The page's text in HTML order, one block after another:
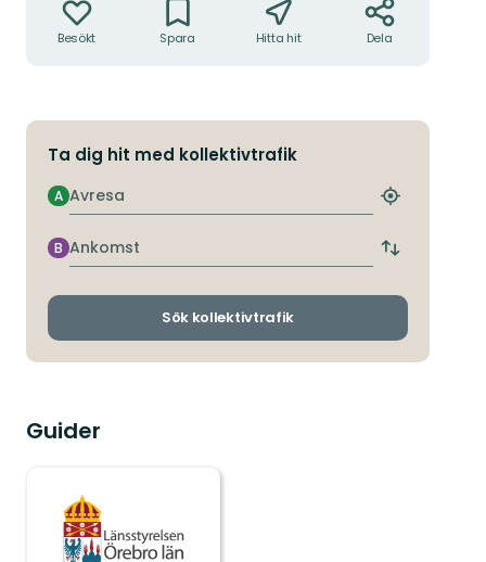
Besökt Spara Hitta hit Dela
Ta dig hit med kollektivtrafik
Avresa
A
Hitta
hållplats
Ankomst
B
Byt
och
Sök kollektivtrafik
Guider